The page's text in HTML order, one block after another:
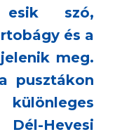
esik szó,
és a
meg.
pusztákon
Hevesi